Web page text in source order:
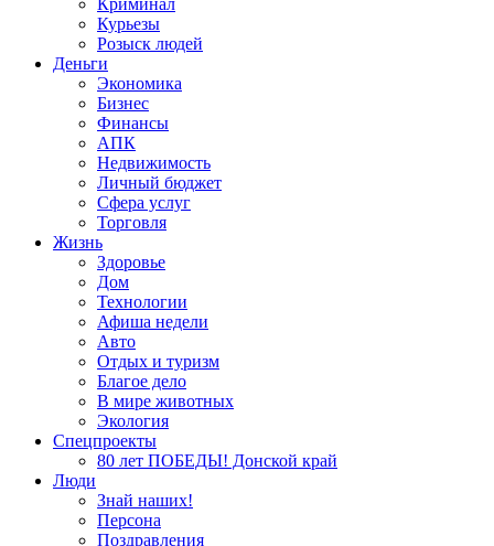
Криминал
Курьезы
Розыск людей
Деньги
Экономика
Бизнес
Финансы
АПК
Недвижимость
Личный бюджет
Сфера услуг
Торговля
Жизнь
Здоровье
Дом
Технологии
Афиша недели
Авто
Отдых и туризм
Благое дело
В мире животных
Экология
Спецпроекты
80 лет ПОБЕДЫ! Донской край
Люди
Знай наших!
Персона
Поздравления